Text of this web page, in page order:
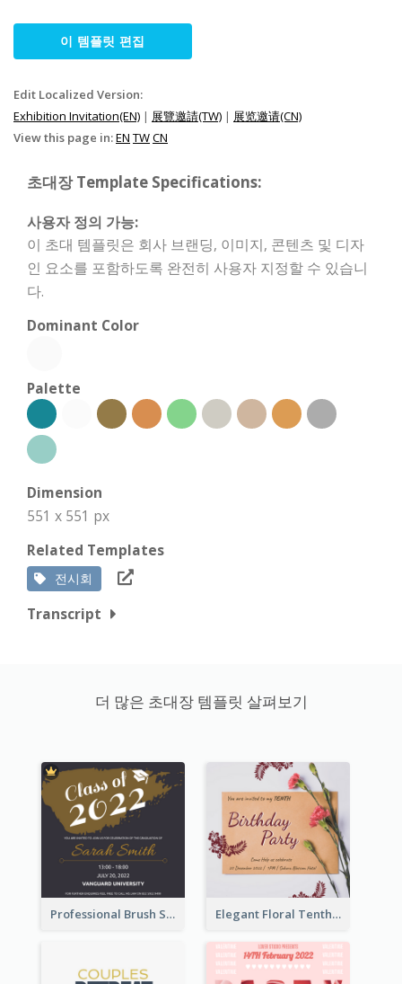
이 템플릿 편집
Edit Localized Version:
Exhibition Invitation(EN) | 展覽邀請(TW) | 展览邀请(CN)
View this page in:EN TWCN
초대장 Template Specifications:
사용자 정의 가능:
이 초대 템플릿은 회사 브랜딩, 이미지, 콘텐츠 및 디자
인 요소를 포함하도록 완전히 사용자 지정할 수 있습니
다.
Dominant Color
Palette
Dimension
551 x 551 px
Related Templates
전시회
Transcript
더 많은 초대장 템플릿 살펴보기
Professional Brush Script Graduation Invitation Design Elegant Floral Tenth Birthday Party Invitation